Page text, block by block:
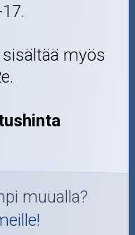
myös
muualla?